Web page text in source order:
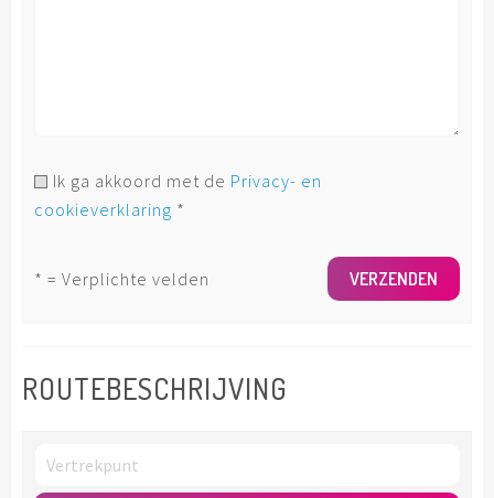
Ik ga akkoord met de Privacy- en
cookieverklaring
* = Verplichte velden
ROUTEBESCHRIJVING